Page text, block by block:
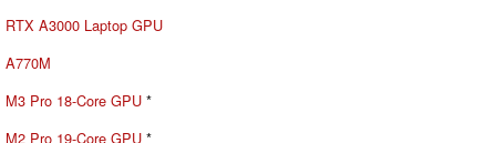
RTX A3000 Laptop GPU
A770M
M3 Pro 18-Core GPU *
M2 Pro 19-Core GPU *